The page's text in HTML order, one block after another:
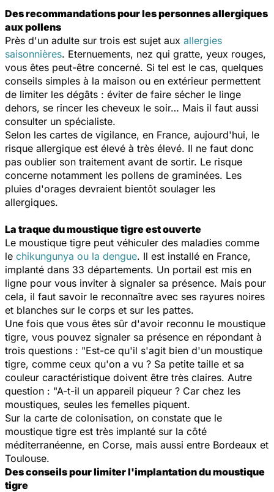
Des recommandations pour les personnes allergiques
aux pollens
Près d'un adulte sur trois est sujet aux allergies
saisonnières. Eternuements, nez qui gratte, yeux rouges,
vous êtes peut-être concerné. Si tel est le cas, quelques
conseils simples à la maison ou en extérieur permettent
de limiter les dégâts : éviter de faire sécher le linge
dehors, se rincer les cheveux le soir… Mais il faut aussi
consulter un spécialiste.
Selon les cartes de vigilance, en France, aujourd'hui, le
risque allergique est élevé à très élevé. Il ne faut donc
pas oublier son traitement avant de sortir. Le risque
concerne notamment les pollens de graminées. Les
pluies d'orages devraient bientôt soulager les
allergiques.
La traque du moustique tigre est ouverte
Le moustique tigre peut véhiculer des maladies comme
le chikungunya ou la dengue. Il est installé en France,
implanté dans 33 départements. Un portail est mis en
ligne pour vous inviter à signaler sa présence. Mais pour
cela, il faut savoir le reconnaître avec ses rayures noires
et blanches sur le corps et sur les pattes.
Une fois que vous êtes sûr d'avoir reconnu le moustique
tigre, vous pouvez signaler sa présence en répondant à
trois questions : "Est-ce qu'il s'agit bien d'un moustique
tigre, comme ceux qu'on a vu ? Sa petite taille et sa
couleur caractéristique doivent être très claires. Autre
question : "A-t-il un appareil piqueur ? Car chez les
moustiques, seules les femelles piquent.
Sur la carte de colonisation, on constate que le
moustique tigre est très implanté sur la côté
méditerranéenne, en Corse, mais aussi entre Bordeaux et
Toulouse.
Des conseils pour limiter l'implantation du moustique
tigre